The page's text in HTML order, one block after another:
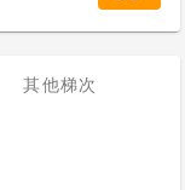
其他梯次